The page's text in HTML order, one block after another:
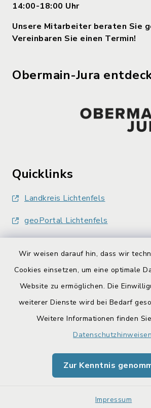
Wir weisen darauf hin, dass wir
Cookies einsetzen, um eine optimale
Website zu ermöglichen. Die
weiterer Dienste wird bei Bedarf
Weitere Informationen finden
Zur Kenntnis
Impressum
14:00-18:00 Uhr
Unsere Mitarbeiter beraten Sie
Vereinbaren Sie einen Termin!
Obermain-Jura
Quicklinks
Landkreis Lichtenfels
geoPortal Lichtenfels
Barrierefreiheit
Sitemap